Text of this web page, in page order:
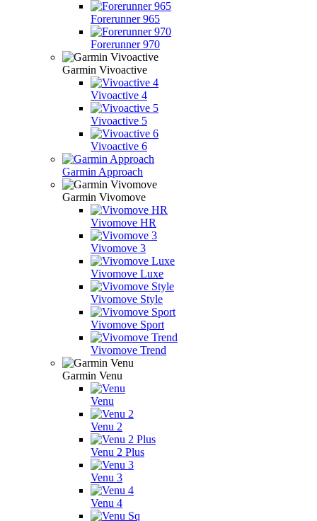
Forerunner 965
Forerunner 970
Garmin Vivoactive
Vivoactive 4
Vivoactive 5
Vivoactive 6
Garmin Approach
Garmin Vivomove
Vivomove HR
Vivomove 3
Vivomove Luxe
Vivomove Style
Vivomove Sport
Vivomove Trend
Garmin Venu
Venu
Venu 2
Venu 2 Plus
Venu 3
Venu 4